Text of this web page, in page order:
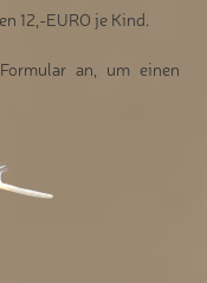
12,-EURO je Kind.
an, um einen